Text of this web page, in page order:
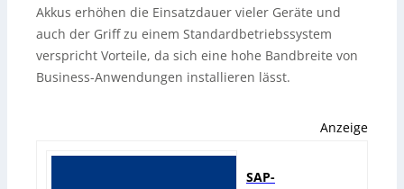
Akkus erhöhen die Einsatzdauer vieler Geräte und
auch der Griff zu einem Standardbetriebssystem
verspricht Vorteile, da sich eine hohe Bandbreite von
Business-Anwendungen installieren lässt.
Anzeige
SAP-